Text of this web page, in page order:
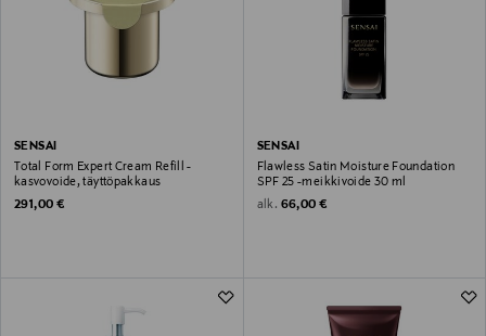
SENSAI
Total Form Expert Cream Refill -
kasvovoide, täyttöpakkaus
Original Price
291,00 €
SENSAI
Flawless Satin Moisture Foundation
SPF 25 -meikkivoide 30 ml
alk. Original Price
66,00 €